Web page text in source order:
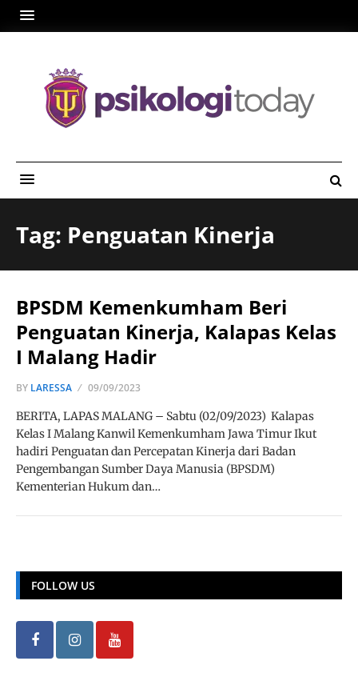
Tag: Penguatan Kinerja
BPSDM Kemenkumham Beri
Penguatan Kinerja, Kalapas Kelas
I Malang Hadir
BY LARESSA 09/09/2023
BERITA, LAPAS MALANG – Sabtu (02/09/2023) Kalapas
Kelas I Malang Kanwil Kemenkumham Jawa Timur Ikut
hadiri Penguatan dan Percepatan Kinerja dari Badan
Pengembangan Sumber Daya Manusia (BPSDM)
Kementerian Hukum dan…
FOLLOW US